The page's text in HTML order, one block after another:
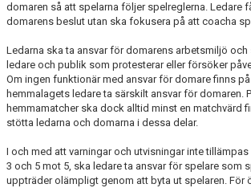
domaren så att spelarna följer spelreglerna. Ledare
domarens beslut utan ska fokusera på att coacha
Ledarna ska ta ansvar för domarens arbetsmiljö
ledare och publik som protesterar eller försöker
Om ingen funktionär med ansvar för domare finns
hemmalagets ledare ta särskilt ansvar för domaren.
hemmamatcher ska dock alltid minst en matchvärd
stötta ledarna och domarna i dessa delar.
I och med att varningar och utvisningar inte
3 och 5 mot 5, ska ledare ta ansvar för spelare som
uppträder olämpligt genom att byta ut spelaren. För